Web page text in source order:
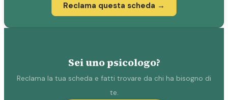
Reclama questa scheda →
Sei uno psicologo?
Reclama la tua scheda e fatti trovare da chi ha bisogno di
te.